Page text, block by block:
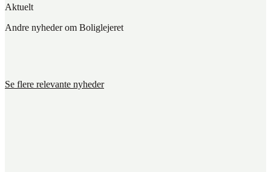
Aktuelt
Andre nyheder om Boliglejeret
Se flere relevante nyheder